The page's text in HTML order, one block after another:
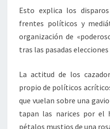
Esto explica los
frentes políticos y
organización de
tras las pasadas
La actitud de los
propio de políticos
que vuelan sobre una
tapan las narices por el
pétalos mustios de una